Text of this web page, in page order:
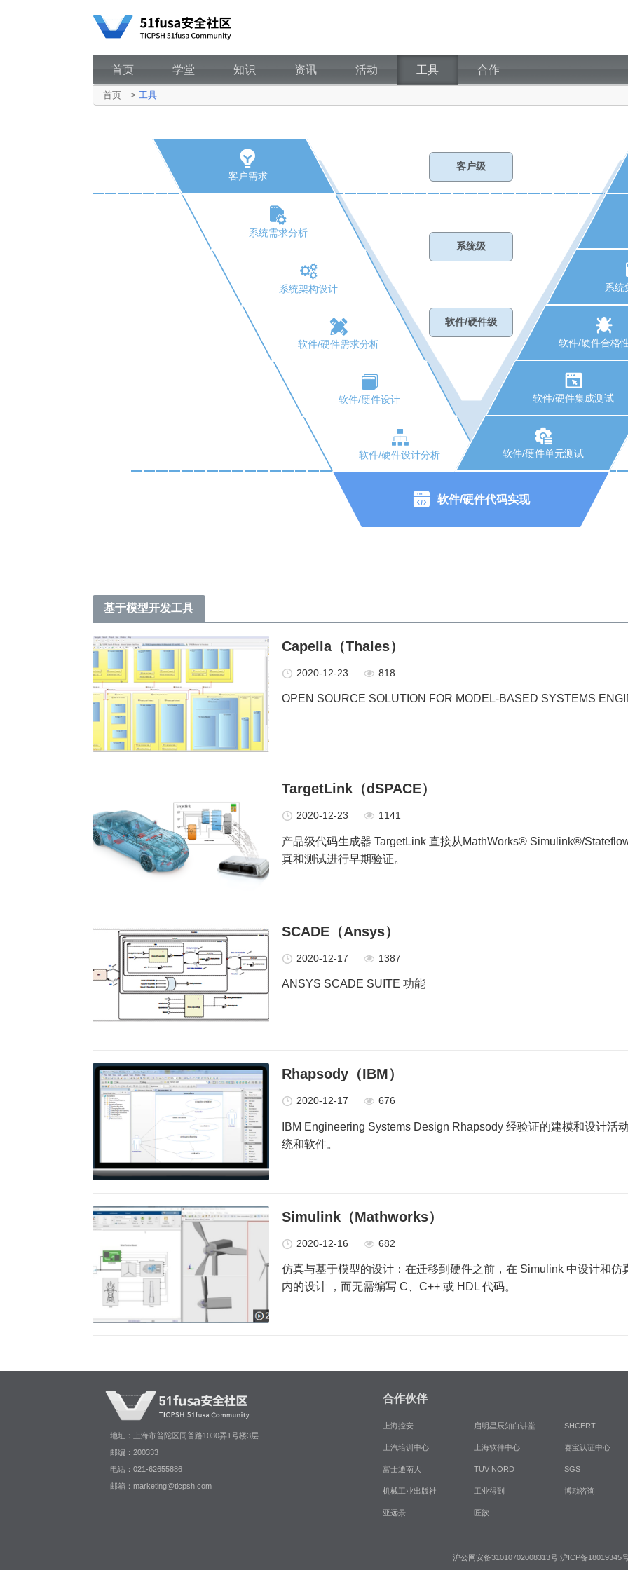
首页 学堂 知识 资讯 活动 工具 合作
首页 > 工具
客户需求
客户级
系统需求分析
系统架构设计
软件/硬件需求分析
软件/硬件设计
软件/硬件设计分析
系统
软件/硬件合格
软件/硬件集成测试
软件/硬件单元测试
系统级
软件/硬件级
软件/硬件代码实现
基于模型开发工具
Capella（Thales）
2020-12-23 818
OPEN SOURCE SOLUTION FOR MODEL-BASED SYSTEMS
TargetLink（dSPACE）
2020-12-23 1141
产品级代码生成器 TargetLink 直接从MathWorks® Simulink®/
真和测试进行早期验证。
SCADE（Ansys）
2020-12-17 1387
ANSYS SCADE SUITE 功能
Rhapsody（IBM）
2020-12-17 676
IBM Engineering Systems Design Rhapsody 经验证的建模和设计活
统和软件。
Simulink（Mathworks）
2020-12-16 682
仿真与基于模型的设计：在迁移到硬件之前，在 Simulink 中设计和
内的设计 ，而无需编写 C、C++ 或 HDL 代码。
地址：上海市普陀区同普路1030弄1号楼3层
邮编：200333
电话：021-62655886
邮箱：marketing@ticpsh.com
合作伙伴
上海控安 启明星辰知白讲堂 SHCERT
上汽培训中心 上海软件中心 赛宝认证中心
富士通南大 TUV NORD SGS
机械工业出版社 工业得到 博勘咨询
亚远景 匠歆
沪公网安备31010702008313号 沪ICP备18019345